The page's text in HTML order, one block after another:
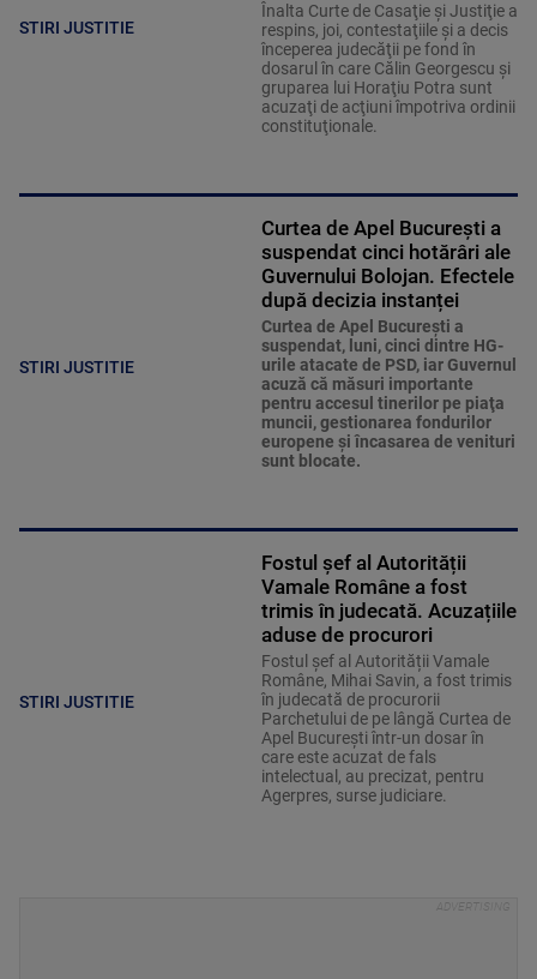
STIRI JUSTITIE
Înalta Curte de Casaţie şi Justiţie a
respins, joi, contestaţiile şi a decis
începerea judecăţii pe fond în
dosarul în care Călin Georgescu şi
gruparea lui Horaţiu Potra sunt
acuzaţi de acţiuni împotriva ordinii
constituţionale.
STIRI JUSTITIE
Curtea de Apel București a
suspendat cinci hotărâri ale
Guvernului Bolojan. Efectele
după decizia instanței
Curtea de Apel Bucureşti a
suspendat, luni, cinci dintre HG-
urile atacate de PSD, iar Guvernul
acuză că măsuri importante
pentru accesul tinerilor pe piaţa
muncii, gestionarea fondurilor
europene şi încasarea de venituri
sunt blocate.
STIRI JUSTITIE
Fostul șef al Autorității
Vamale Române a fost
trimis în judecată. Acuzațiile
aduse de procurori
Fostul șef al Autorității Vamale
Române, Mihai Savin, a fost trimis
în judecată de procurorii
Parchetului de pe lângă Curtea de
Apel București într-un dosar în
care este acuzat de fals
intelectual, au precizat, pentru
Agerpres, surse judiciare.